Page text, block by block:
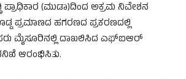
ಪ್ರಾಧಿಕಾರ (ಮುಡಾ)ದಿಂದ ಅಕ್ರಮ ನಿವೇಶನ
ಪ್ರಮಾಣದ ಹಗರಣದ ಪ್ರಕರಣದಲ್ಲಿ
ಮೈಸೂರಿನಲ್ಲಿ ದಾಖಲಿಸಿದ ಎಫ್‌ಐಆರ್
ಆರಂಭಿಸಿತು.